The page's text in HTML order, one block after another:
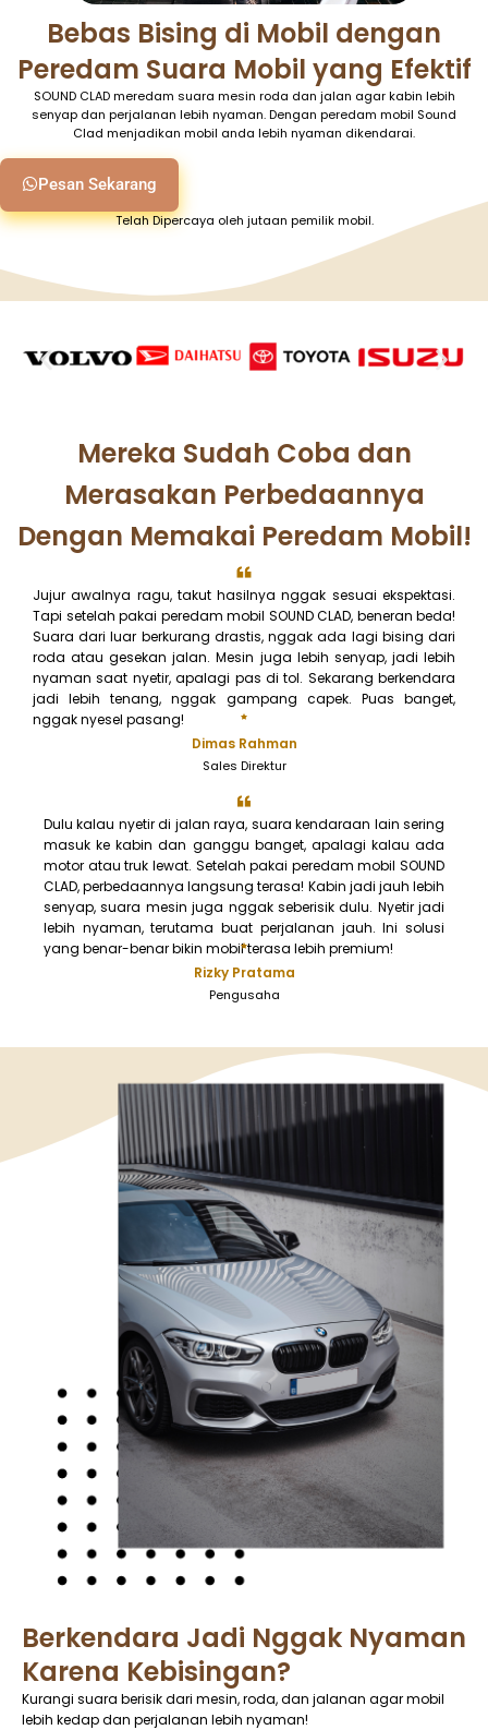
Bebas Bising di Mobil dengan
Peredam Suara Mobil yang Efektif
SOUND CLAD meredam suara mesin roda dan jalan agar kabin lebih
senyap dan perjalanan lebih nyaman. Dengan peredam mobil Sound
Clad menjadikan mobil anda lebih nyaman dikendarai.
Pesan Sekarang
Telah Dipercaya oleh jutaan pemilik mobil.
Mereka Sudah Coba dan
Merasakan Perbedaannya
Dengan Memakai Peredam Mobil!
Jujur awalnya ragu, takut hasilnya nggak sesuai ekspektasi.
Tapi setelah pakai peredam mobil SOUND CLAD, beneran beda!
Suara dari luar berkurang drastis, nggak ada lagi bising dari
roda atau gesekan jalan. Mesin juga lebih senyap, jadi lebih
nyaman saat nyetir, apalagi pas di tol. Sekarang berkendara
jadi lebih tenang, nggak gampang capek. Puas banget,
nggak nyesel pasang!
Dimas Rahman
Sales Direktur
Dulu kalau nyetir di jalan raya, suara kendaraan lain sering
masuk ke kabin dan ganggu banget, apalagi kalau ada
motor atau truk lewat. Setelah pakai peredam mobil SOUND
CLAD, perbedaannya langsung terasa! Kabin jadi jauh lebih
senyap, suara mesin juga nggak seberisik dulu. Nyetir jadi
lebih nyaman, terutama buat perjalanan jauh. Ini solusi
yang benar-benar bikin mobil terasa lebih premium!
Rizky Pratama
Pengusaha
Berkendara Jadi Nggak Nyaman
Karena Kebisingan?
Kurangi suara berisik dari mesin, roda, dan jalanan agar mobil
lebih kedap dan perjalanan lebih nyaman!